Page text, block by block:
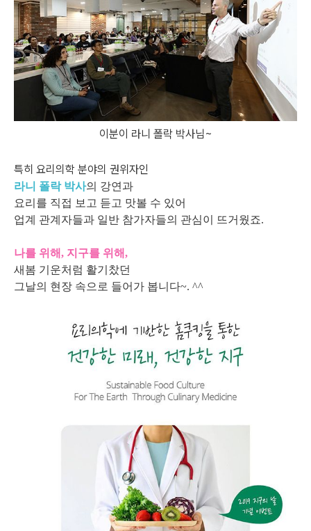
이분이 라니 폴락 박사님~
특히 요리의학 분야의 권위자인
라니 폴락 박사의 강연과
요리를 직접 보고 듣고 맛볼 수 있어
업계 관계자들과 일반 참가자들의 관심이 뜨거웠죠.
나를 위해, 지구를 위해,
새봄 기운처럼 활기찼던
그날의 현장 속으로 들어가 봅니다~. ^^